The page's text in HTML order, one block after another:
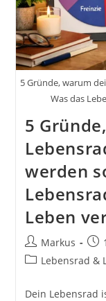
5 Gründe, warum
Was das
5
werden
Leben
Beitrags-
Autor:
Markus
Beitrags-
Lebensrad &
Dein Lebensrad